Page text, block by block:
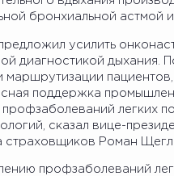
бронхиальной астмой
усилить
диагностикой дыхания.
маршрутизации
поддержка
профзаболеваний
сказал вице-
страховщиков Роман
профзаболеваний